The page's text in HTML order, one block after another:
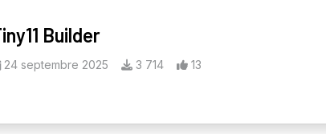
Builder
24 septembre 2025 3 714 13